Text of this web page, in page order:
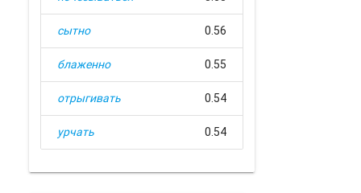
сытно 0.56
блаженно 0.55
отрыгивать 0.54
урчать 0.54